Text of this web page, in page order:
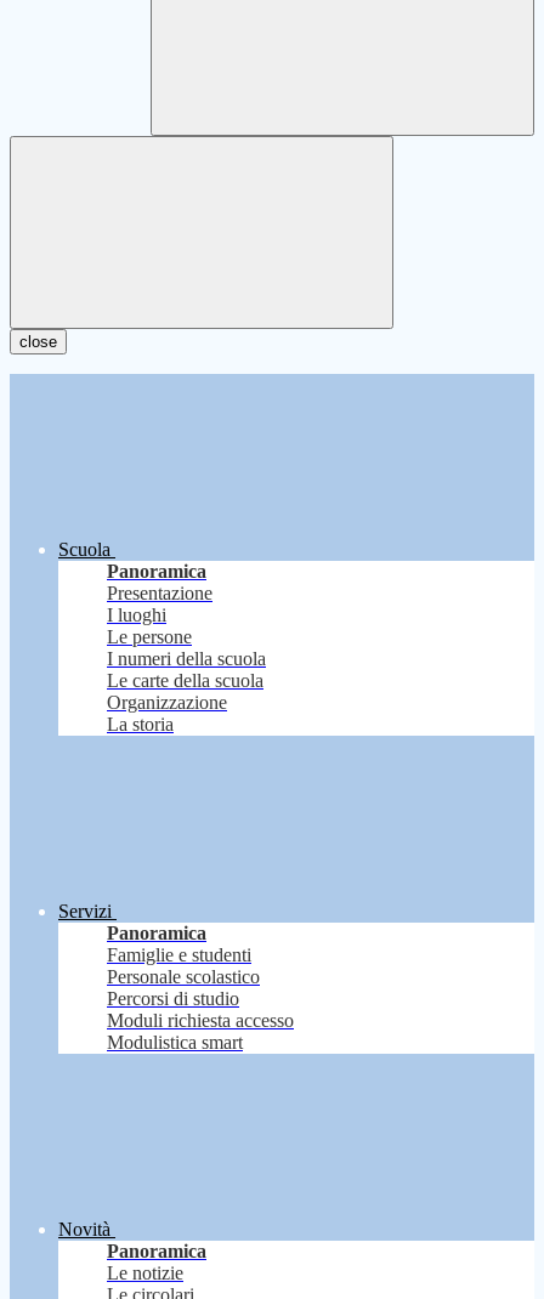
close
Scuola
Panoramica
Presentazione
I luoghi
Le persone
I numeri della scuola
Le carte della scuola
Organizzazione
La storia
Servizi
Panoramica
Famiglie e studenti
Personale scolastico
Percorsi di studio
Moduli richiesta accesso
Modulistica smart
Novità
Panoramica
Le notizie